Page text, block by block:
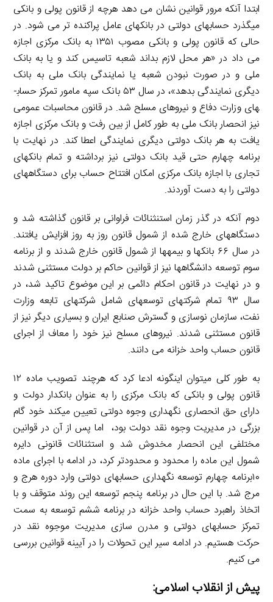
ابتدا آنکه مرور قوانین نشان می­ دهد هرچه از قانون پولی و بانکی
می­گذرد حساب­های دولتی در بانک­های عامل پراکنده ­تر می­ شود. در
حالی که قانون پولی و بانکی مصوب ۱۳۵۱ به بانک مرکزی اجازه
می ­داد در «هر محل لازم بداند شعبه تاسیس کند و یا به بانک
ملی و در صورت نبودن شعبه یا نمایندگی بانک ملی به بانک
دیگری نمایندگی بدهد»، در سال ۵۳ بانک سپه مامور تمرکز حساب­
های وزارت دفاع و نیروهای مسلح شد. در قانون محاسبات عمومی
نیز انحصار بانک ملی به طور کامل از بین رفت و بانک مرکزی اجازه
یافت به هر بانک دولتی دیگری نمایندگی اعطا کند. در نهایت با
برنامه چهارم حتی قید بانک دولتی نیز برداشته و تمام بانک­های
تجاری با اجازه بانک مرکزی امکان افتتاح حساب برای دستگاه­های
دولتی را به دست آوردند.
دوم آنکه در گذر زمان استنثنائات فراوانی بر قانون گذاشته شد و
دستگاه­های خارج شده از شمول قانون روز به روز افزایش یافتند.
در سال ۶۶ بانک­ها و بیمه­ها از شمول قانون خارج شدند و از برنامه
سوم توسعه دانشگاه­ها نیز از قوانین حاکم بر دولت مستثنی شدند
و در نهایت در قانون احکام دائمی بر این موضوع تاکید شد، در
سال ۹۳ تمام شرکت­های توسعه­ای شامل شرکت­های تابعه وزارت
نفت، سازمان نوسازی و گسترش صنابع ایران و بسیاری دیگر نیز از
قانون مستثنی شدند. نیروهای مسلح نیز خود را معاف از اجرای
قانون حساب واحد خزانه می­ دانند.
به طور کلی می­توان اینگونه ادعا کرد که هرچند تصویب ماده ۱۲
قانون پولی و بانکی که بانک مرکزی را به عنوان بانکدار دولت و
دارای حق انحصاری نگهداری وجوه دولتی تعیین می­کند خود گام
بزرگی در مدیریت وجوه نقد دولت بود، اما پس از آن در قوانین
مختلفی این انحصار مخدوش شد و استثنائات قانونی دایره
شمول این ماده را محدود و محدودتر کرد، در ادامه با اجرای ماده
۱۰برنامه چهارم توسعه نگهداری حساب­های دولتی وارد دوره هرج و
مرج شد. با این حال در برنامه پنجم توسعه این روند متوقف و با
اتخاذ راهبرد حساب واحد خزانه در برنامه ششم توسعه به سمت
تمرکز حساب­های دولتی و مدرن­ سازی مدیریت موجوه نقد در
حرکت هستیم. در ادامه سیر این تحولات را در آیینه قوانین بررسی
می­ کنیم.
پیش از انقلاب اسلامی: